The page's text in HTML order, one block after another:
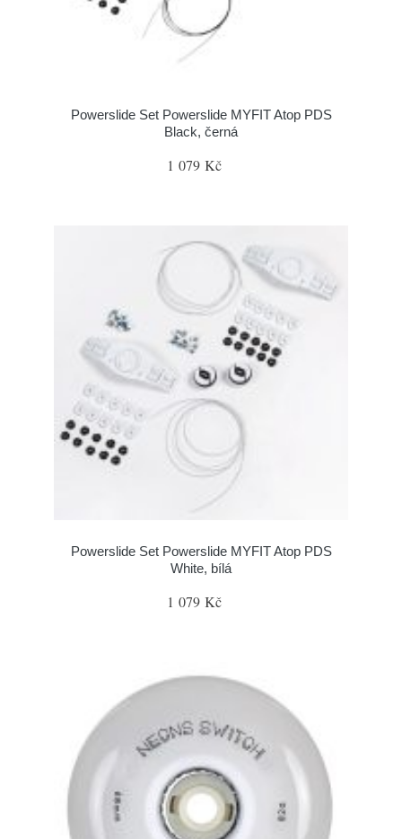
Powerslide Set Powerslide MYFIT Atop PDS
Black, černá
1 079 Kč
Powerslide Set Powerslide MYFIT Atop PDS
White, bílá
1 079 Kč